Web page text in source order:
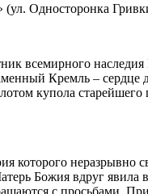
Односторонка
всемирного
Кремль – сердце
купола
которого
Божия вдруг
с просьбами.